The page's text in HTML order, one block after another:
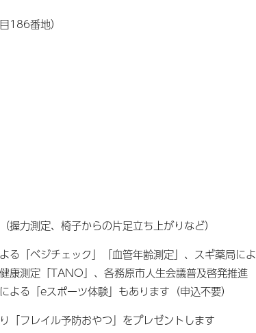
186番地）
力測定、椅子からの片足立ち上がりなど）
る「ベジチェック」「血管年齢測定」、スギ薬局によ
康測定「TANO」、各務原市人生会議普及啓発推進
る「eスポーツ体験」もあります（申込不要）
「フレイル予防おやつ」をプレゼントします